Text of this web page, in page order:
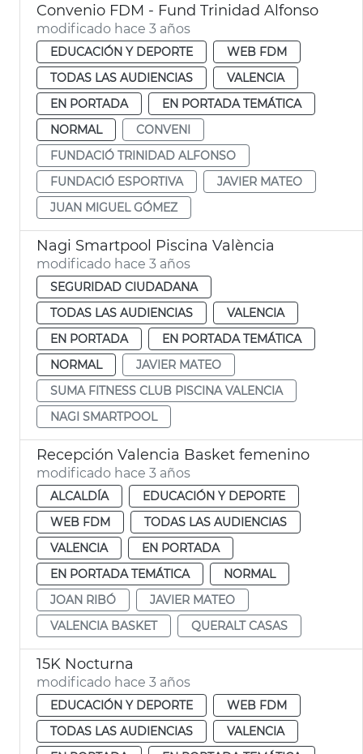
Convenio FDM - Fund Trinidad Alfonso
modificado hace 3 años
EDUCACIÓN Y DEPORTE
WEB FDM
TODAS LAS AUDIENCIAS
VALENCIA
EN PORTADA
EN PORTADA TEMÁTICA
NORMAL
CONVENI
FUNDACIÓ TRINIDAD ALFONSO
FUNDACIÓ ESPORTIVA
JAVIER MATEO
JUAN MIGUEL GÓMEZ
Nagi Smartpool Piscina València
modificado hace 3 años
SEGURIDAD CIUDADANA
TODAS LAS AUDIENCIAS
VALENCIA
EN PORTADA
EN PORTADA TEMÁTICA
NORMAL
JAVIER MATEO
SUMA FITNESS CLUB PISCINA VALENCIA
NAGI SMARTPOOL
Recepción Valencia Basket femenino
modificado hace 3 años
ALCALDÍA
EDUCACIÓN Y DEPORTE
WEB FDM
TODAS LAS AUDIENCIAS
VALENCIA
EN PORTADA
EN PORTADA TEMÁTICA
NORMAL
JOAN RIBÓ
JAVIER MATEO
VALENCIA BASKET
QUERALT CASAS
15K Nocturna
modificado hace 3 años
EDUCACIÓN Y DEPORTE
WEB FDM
TODAS LAS AUDIENCIAS
VALENCIA